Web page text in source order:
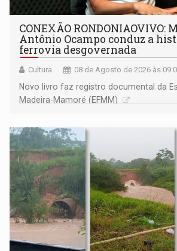
CONEXÃO RONDONIAOVIVO:
Antônio Ocampo conduz a
ferrovia desgovernada
Cultura 08 de Agosto de 2026 às
Novo livro faz registro documental da
Madeira-Mamoré (EFMM)